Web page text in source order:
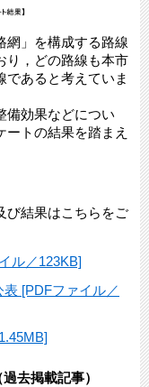
」を構成する路線
り，どの路線も本市
であると考えていま
効果などについ
トの結果を踏まえ
び結果はこちらをご
ル／123KB]
[PDFファイル／
去掲載記事）